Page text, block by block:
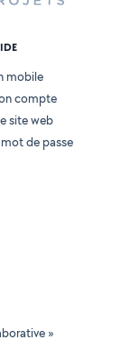
mobile
compte
site web
de passe
»